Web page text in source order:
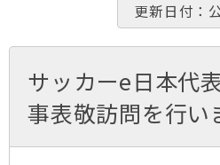
更新日付：
サッカーe日本代
事表敬訪問を行い